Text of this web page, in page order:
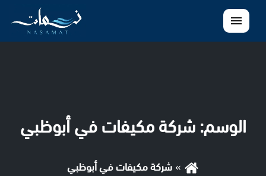
القائمة
الوسم:شركة مكيفات في أبوظبي
شركة مكيفات في أبوظبي